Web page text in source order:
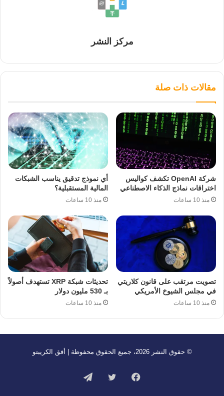
مركز النشر
مقالات ذات صلة
شركة OpenAI تكشف كواليس
اختراقات نماذج الذكاء الاصطناعي
منذ 10 ساعات
أي نموذج تدقيق يناسب الشبكات
المالية المستقبلية؟
منذ 10 ساعات
تصويت مرتقب على قانون كلاريتي
في مجلس الشيوخ الأمريكي
منذ 10 ساعات
تحديثات شبكة XRP تستهدف أصولاً
بـ 530 مليون دولار
منذ 10 ساعات
© حقوق النشر 2026، جميع الحقوق محفوظة | أفق الكريبتو
فيسبوك تويتر تيلقرام